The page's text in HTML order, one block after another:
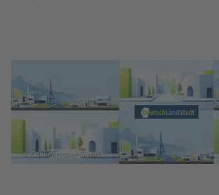
© KidsInteractive GmbH